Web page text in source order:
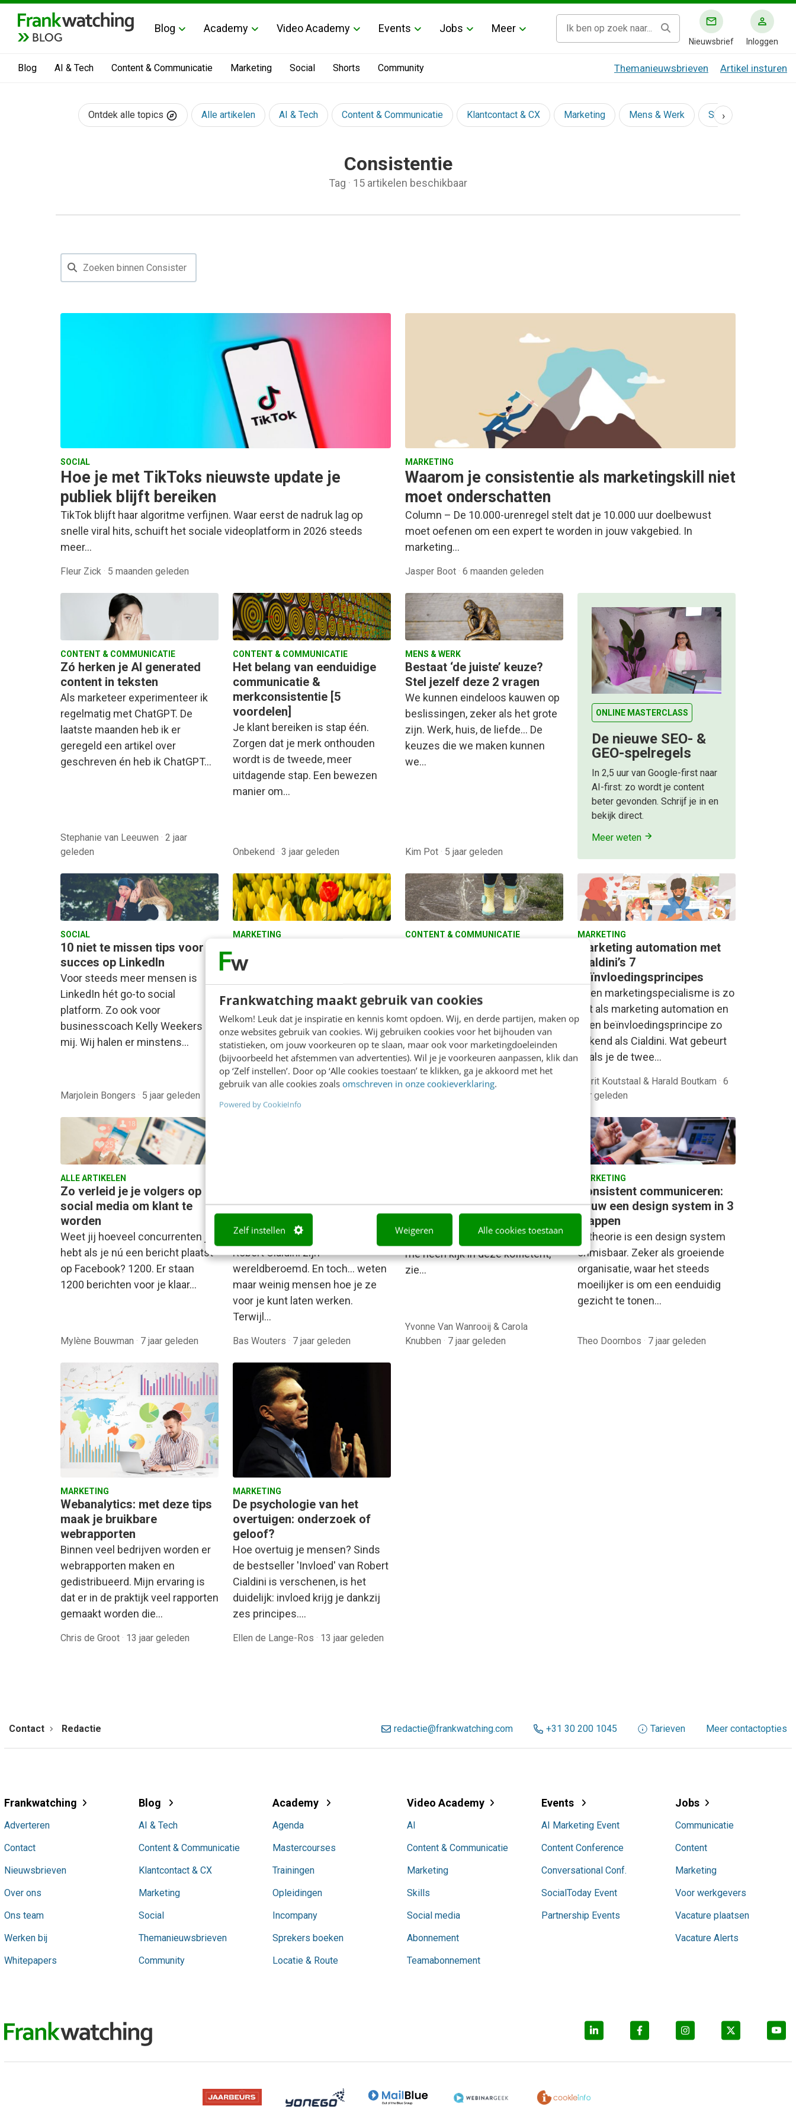
Frankwatching maakt gebruik van cookies
Welkom! Leuk dat je inspiratie en kennis komt opdoen. Wij, en derde partijen, maken op
onze websites gebruik van cookies. Wij gebruiken cookies voor het bijhouden van
statistieken, om jouw voorkeuren op te slaan, maar ook voor marketingdoeleinden
(bijvoorbeeld het afstemmen van advertenties). Wil je je voorkeuren aanpassen, klik dan
op ‘Zelf instellen’. Door op ‘Alle cookies toestaan’ te klikken, ga je akkoord met het
gebruik van alle cookies zoals omschreven in onze cookieverklaring.
Powered by CookieInfo
Zelf instellen Weigeren Alle cookies toestaan
BLOG
Blog Academy Video Academy Events Jobs Meer
Nieuwsbrief Inloggen
Blog AI & Tech Content & Communicatie Marketing Social Shorts Community Themanieuwsbrieven Artikel insturen
Ontdek alle topics Alle artikelen AI & Tech Content & Communicatie Klantcontact & CX Marketing Mens & Werk Social
›
Consistentie
Tag · 15 artikelen beschikbaar
SOCIAL
Hoe je met TikToks nieuwste update je
publiek blijft bereiken
TikTok blijft haar algoritme verfijnen. Waar eerst de nadruk lag op
snelle viral hits, schuift het sociale videoplatform in 2026 steeds
meer…
Fleur Zick · 5 maanden geleden
MARKETING
Waarom je consistentie als marketingskill niet
moet onderschatten
Column – De 10.000-urenregel stelt dat je 10.000 uur doelbewust
moet oefenen om een expert te worden in jouw vakgebied. In
marketing…
Jasper Boot · 6 maanden geleden
CONTENT & COMMUNICATIE
Zó herken je AI generated
content in teksten
Als marketeer experimenteer ik
regelmatig met ChatGPT. De
laatste maanden heb ik er
geregeld een artikel over
geschreven én heb ik ChatGPT…
Stephanie van Leeuwen · 2 jaar
geleden
CONTENT & COMMUNICATIE
Het belang van eenduidige
communicatie &
merkconsistentie [5
voordelen]
Je klant bereiken is stap één.
Zorgen dat je merk onthouden
wordt is de tweede, meer
uitdagende stap. Een bewezen
manier om…
Onbekend · 3 jaar geleden
MENS & WERK
Bestaat ‘de juiste’ keuze?
Stel jezelf deze 2 vragen
We kunnen eindeloos kauwen op
beslissingen, zeker als het grote
zijn. Werk, huis, de liefde... De
keuzes die we maken kunnen
we…
Kim Pot · 5 jaar geleden
ONLINE MASTERCLASS
De nieuwe SEO- &
GEO-spelregels
In 2,5 uur van Google-first naar
AI-first: zo wordt je content
beter gevonden. Schrijf je in en
bekijk direct.
Meer weten
SOCIAL
10 niet te missen tips voor
succes op LinkedIn
Voor steeds meer mensen is
LinkedIn hét go-to social
platform. Zo ook voor
businesscoach Kelly Weekers en
mij. Wij halen er minstens…
Marjolein Bongers · 5 jaar geleden
MARKETING
geloofwaardig en zichtbaar
Column - Er gaat geen dag voorbij
of ik hoor ondernemers over het
belang van uniek, geloofwaardig
en zichtbaar zijn. Man man…
CONTENT & COMMUNICATIE
maken, dat neem ik tenminste
Toch laten we ons vaak beperken
door…
MARKETING
Marketing automation met
Cialdini’s 7
beïnvloedingsprincipes
Geen marketingspecialisme is zo
hot als marketing automation en
geen beïnvloedingsprincipe zo
bekend als Cialdini. Wat gebeurt
er als je de twee…
Merit Koutstaal & Harald Boutkam · 6
jaar geleden
ALLE ARTIKELEN
Zo verleid je je volgers op
social media om klant te
worden
Weet jij hoeveel concurrenten je
hebt als je nú een bericht plaatst
op Facebook? 1200. Er staan
1200 berichten voor je klaar…
Mylène Bouwman · 7 jaar geleden
principe van Cialdini voor je
De overtuigingsprincipes van
Robert Cialdini zijn
wereldberoemd. En toch… weten
maar weinig mensen hoe je ze
voor je kunt laten werken.
Terwijl…
Bas Wouters · 7 jaar geleden
herkenbare bedrijfsidentiteit
toe zijn, valt het me op. Als ik om
me heen kijk in deze koffietent,
zie…
Yvonne Van Wanrooij & Carola
Knubben · 7 jaar geleden
MARKETING
Consistent communiceren:
bouw een design system in 3
stappen
In theorie is een design system
onmisbaar. Zeker als groeiende
organisatie, waar het steeds
moeilijker is om een eenduidig
gezicht te tonen…
Theo Doornbos · 7 jaar geleden
MARKETING
Webanalytics: met deze tips
maak je bruikbare
webrapporten
Binnen veel bedrijven worden er
webrapporten maken en
gedistribueerd. Mijn ervaring is
dat er in de praktijk veel rapporten
gemaakt worden die…
Chris de Groot · 13 jaar geleden
MARKETING
De psychologie van het
overtuigen: onderzoek of
geloof?
Hoe overtuig je mensen? Sinds
de bestseller 'Invloed' van Robert
Cialdini is verschenen, is het
duidelijk: invloed krijg je dankzij
zes principes.…
Ellen de Lange-Ros · 13 jaar geleden
Contact Redactie redactie@frankwatching.com +31 30 200 1045 Tarieven Meer contactopties
Frankwatching
Adverteren
Contact
Nieuwsbrieven
Over ons
Ons team
Werken bij
Whitepapers
Blog
AI & Tech
Content & Communicatie
Klantcontact & CX
Marketing
Social
Themanieuwsbrieven
Community
Academy
Agenda
Mastercourses
Trainingen
Opleidingen
Incompany
Sprekers boeken
Locatie & Route
Video Academy
AI
Content & Communicatie
Marketing
Skills
Social media
Abonnement
Teamabonnement
Events
AI Marketing Event
Content Conference
Conversational Conf.
SocialToday Event
Partnership Events
Jobs
Communicatie
Content
Marketing
Voor werkgevers
Vacature plaatsen
Vacature Alerts